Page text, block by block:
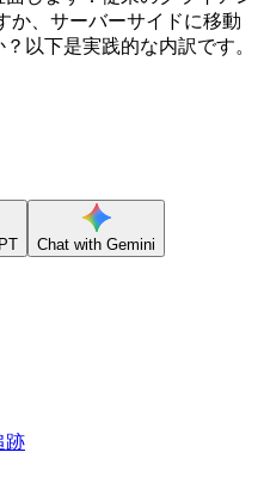
か、サーバーサイドに移動
以下是実践的な内訳です。
Chat with Gemini
跡